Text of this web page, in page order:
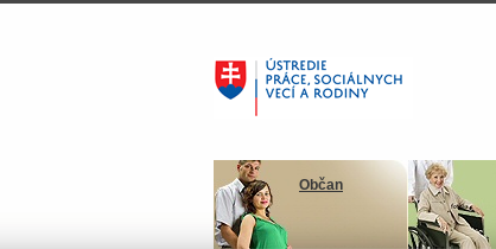
Občan